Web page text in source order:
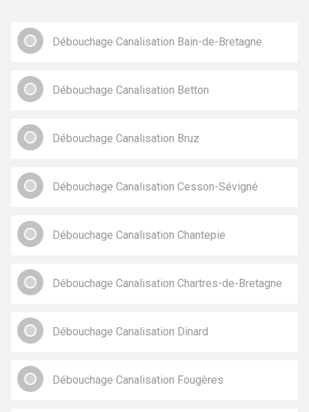
Débouchage Canalisation Bain-de-Bretagne
Débouchage Canalisation Betton
Débouchage Canalisation Bruz
Débouchage Canalisation Cesson-Sévigné
Débouchage Canalisation Chantepie
Débouchage Canalisation Chartres-de-Bretagne
Débouchage Canalisation Dinard
Débouchage Canalisation Fougères